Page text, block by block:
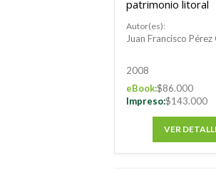
patrimonio litoral
Autor(es):
Juan Francisco Pérez
2008
eBook:$86.000
Impreso:$143.000
VER